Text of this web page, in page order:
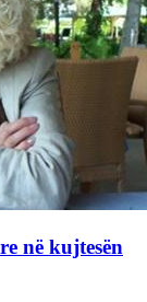
në kujtesën